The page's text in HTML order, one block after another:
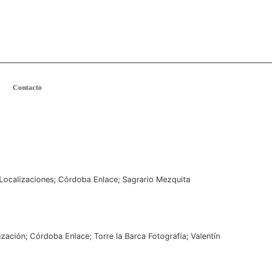
Contacto
Córdoba Enlace; Sagrario Mezquita
Córdoba Enlace; Torre la Barca Fotografía; Valentín